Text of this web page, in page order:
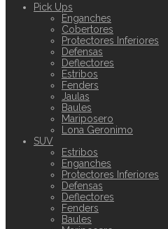
Pick Ups
Enganches
Cobertores
Protectores Inferiores
Defensas
Deflectores
Estribos
Fenders
Jaulas
Baules
Mariposero
Lona Geronimo
SUV
Estribos
Enganches
Protectores Inferiores
Defensas
Deflectores
Fenders
Baules